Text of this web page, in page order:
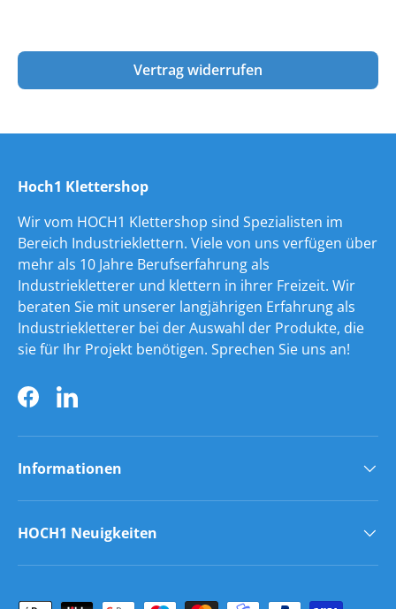
Vertrag widerrufen
Hoch1 Klettershop
Wir vom HOCH1 Klettershop sind Spezialisten im
Bereich Industrieklettern. Viele von uns verfügen über
mehr als 10 Jahre Berufserfahrung als
Industriekletterer und klettern in ihrer Freizeit. Wir
beraten Sie mit unserer langjährigen Erfahrung als
Industriekletterer bei der Auswahl der Produkte, die
sie für Ihr Projekt benötigen. Sprechen Sie uns an!
FacebookLinkedIn
Informationen
HOCH1 Neuigkeiten